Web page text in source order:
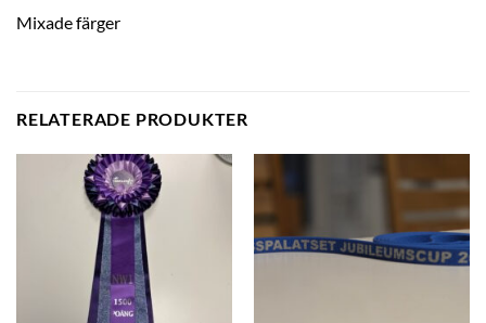
Mixade färger
RELATERADE PRODUKTER